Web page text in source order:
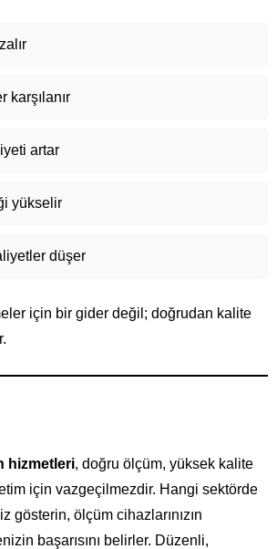
karşılanır
artar
yükselir
düşer
için bir gider değil; doğrudan kalite
hizmetleri, doğru ölçüm, yüksek kalite
için vazgeçilmezdir. Hangi sektörde
gösterin, ölçüm cihazlarınızın
başarısını belirler. Düzenli,